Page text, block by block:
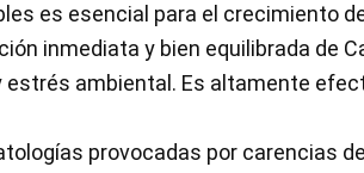
es esencial para el crecimiento
inmediata y bien equilibrada de
ambiental. Es altamente
provocadas por carencias